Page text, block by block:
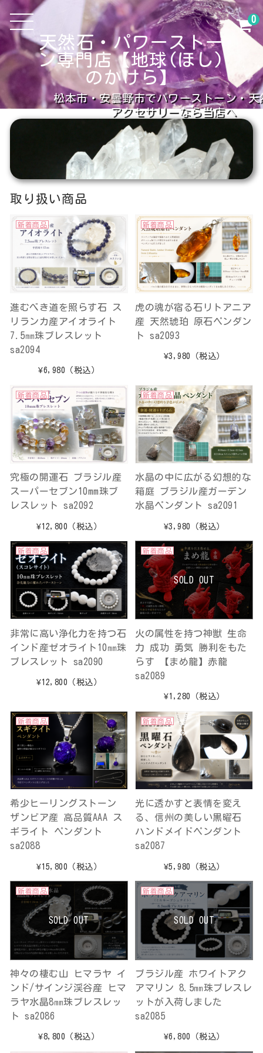
天然石・パワーストー
ン専門店【地球(ほし)
のかけら】
松本市・安曇野市でパワーストーン・天
アクセサリーなら当店へ
0
取り扱い商品
新着商品
進むべき道を照らす石 ス
リランカ産アイオライト
7.5㎜珠ブレスレット
sa2094
¥6,980 （税込）
新着商品
虎の魂が宿る石リトアニア
産 天然琥珀 原石ペンダン
ト sa2093
¥3,980 （税込）
新着商品
究極の開運石 ブラジル産
スーパーセブン10mm珠ブ
レスレット sa2092
¥12,800 （税込）
新着商品
水晶の中に広がる幻想的な
箱庭 ブラジル産ガーデン
水晶ペンダント sa2091
¥3,980 （税込）
新着商品
非常に高い浄化力を持つ石
インド産ゼオライト10㎜珠
ブレスレット sa2090
¥12,800 （税込）
新着商品
SOLD OUT
火の属性を持つ神獣 生命
力 成功 勇気 勝利をもた
らす 【まめ龍】赤龍
sa2089
¥1,280 （税込）
新着商品
希少ヒーリングストーン
ザンビア産 高品質AAA ス
ギライト ペンダント
sa2088
¥15,800 （税込）
新着商品
光に透かすと表情を変え
る、信州の美しい黒曜石
ハンドメイドペンダント
sa2087
¥5,980 （税込）
新着商品
SOLD OUT
神々の棲む山 ヒマラヤ イ
ンド/サインジ渓谷産 ヒマ
ラヤ水晶8㎜珠ブレスレッ
ト sa2086
¥8,800 （税込）
新着商品
SOLD OUT
ブラジル産 ホワイトアク
アマリン 8.5㎜珠ブレスレ
ットが入荷しました
sa2085
¥6,800 （税込）